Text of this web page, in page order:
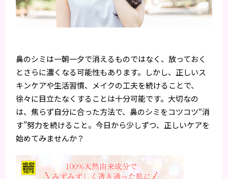
鼻のシミは一朝一夕で消えるものではなく、放っておく
とさらに濃くなる可能性もあります。しかし、正しいス
キンケアや生活習慣、メイクの工夫を続けることで、
徐々に目立たなくすることは十分可能です。大切なの
は、焦らず自分に合った方法で、鼻のシミをコツコツ“消
す”努力を続けること。今日から少しずつ、正しいケアを
始めてみませんか？